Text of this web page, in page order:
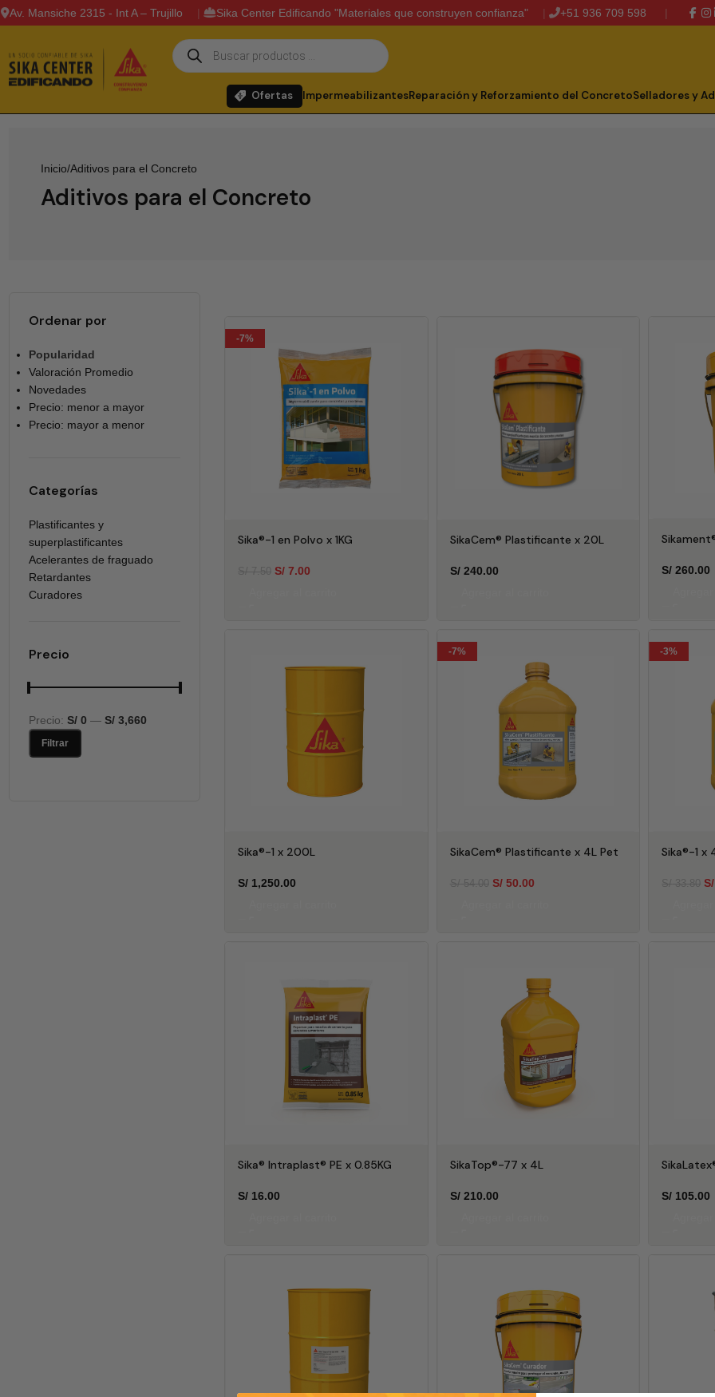
Av. Mansiche 2315 - Int A – Trujillo Sika Center Edificando "Materiales que construyen confianza" +51 936 709 598
Ofertas ImpermeabilizantesReparación y Reforzamiento del ConcretoSelladores y
Inicio Aditivos para el Concreto
Aditivos para el Concreto
Ordenar por
Popularidad
Valoración Promedio
Novedades
Precio: menor a mayor
Precio: mayor a menor
Categorías
Plastificantes y
superplastificantes
Acelerantes de fraguado
Retardantes
Curadores
Precio
Filtrar
Precio: S/ 0 — S/ 3,660
-7%
Sika®-1 en Polvo x 1KG
S/ 7.00
SikaCem® Plastificante x 20L
S/240.00 S/ 260.00
Sika®-1 x 200L
S/ 1,250.00
-7%
SikaCem® Plastificante x 4L Pet
S/50.00
-3%
Sika®-1 x
S/
Sika® Intraplast® PE x 0.85KG
S/ 16.00
SikaTop®-77 x 4L
S/210.00 S/ 105.00